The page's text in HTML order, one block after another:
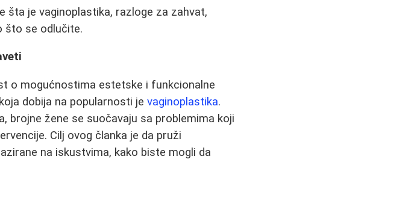
šta je vaginoplastika, razloge za zahvat,
što se odlučite.
o mogućnostima estetske i funkcionalne
dobija na popularnosti jevaginoplastika.
brojne žene se suočavaju sa problemima koji
Cilj ovog članka je da pruži
na iskustvima, kako biste mogli da